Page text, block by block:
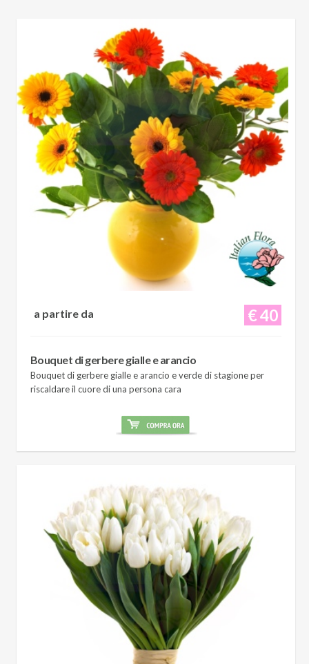
€ 40
a partire da
Bouquet di gerbere gialle e arancio
Bouquet di gerbere gialle e arancio e verde di stagione per
riscaldare il cuore di una persona cara